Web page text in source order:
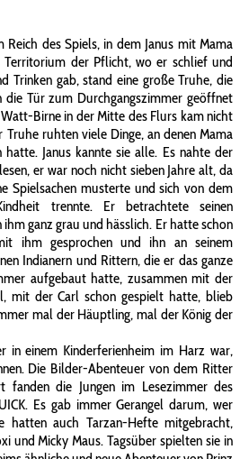
Reich des Spiels, in dem Janus mit Mama
Territorium der Pflicht, wo er schlief und
Trinken gab, stand eine große Truhe, die
die Tür zum Durchgangszimmer geöffnet
Birne in der Mitte des Flurs kam nicht
Truhe ruhten viele Dinge, an denen Mama
Janus kannte sie alle. Es nahte der
er war noch nicht sieben Jahre alt, da
Spielsachen musterte und sich von dem
trennte. Er betrachtete seinen
ganz grau und hässlich. Er hatte schon
ihm gesprochen und ihn an seinem
Indianern und Rittern, die er das ganze
aufgebaut hatte, zusammen mit der
mit der Carl schon gespielt hatte, blieb
mal der Häuptling, mal der König der
in einem Kinderferienheim im Harz war,
Die Bilder-Abenteuer von dem Ritter
fanden die Jungen im Lesezimmer des
Es gab immer Gerangel darum, wer
hatten auch Tarzan-Hefte mitgebracht,
und Micky Maus. Tagsüber spielten sie in